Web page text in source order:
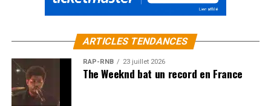
ARTICLES TENDANCES
RAP-RNB 23 juillet 2026
The Weeknd bat un record en France